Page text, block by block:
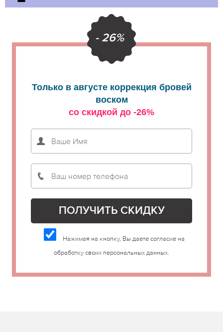
- 26%
Только в августе коррекция бровей
воском
со скидкой до -26%
Нажимая на кнопку, Вы даете согласие на
обработку своих персональных данных.